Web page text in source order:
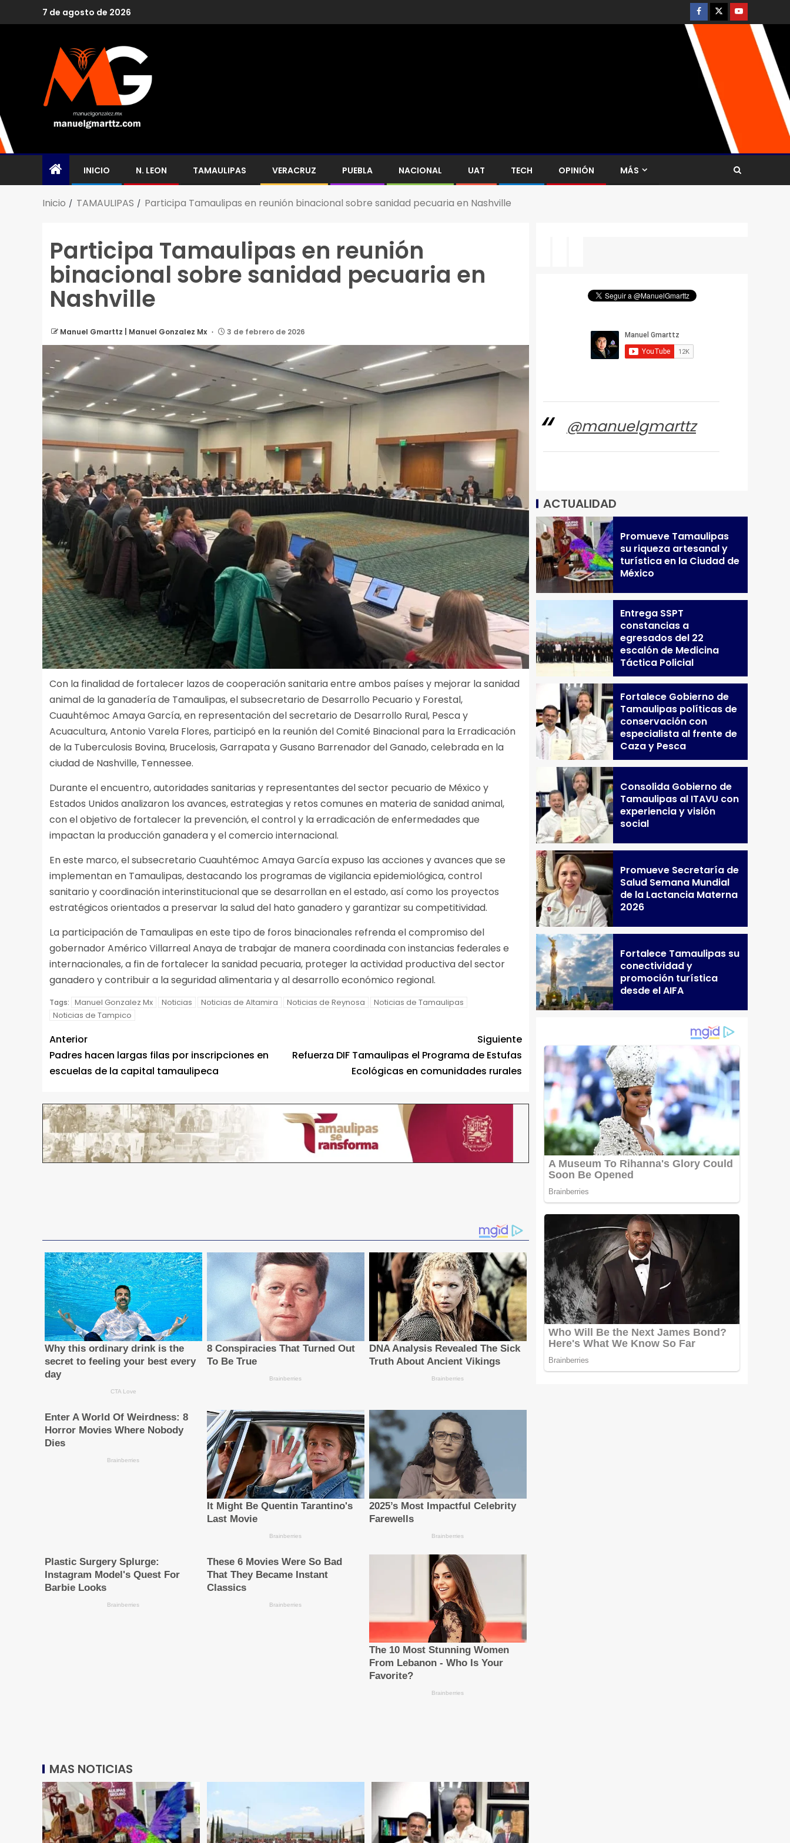
7 de agosto de 2026
INICIO N. LEON TAMAULIPAS VERACRUZ PUEBLA NACIONAL UAT TECH OPINIÓN MÁS
Inicio TAMAULIPAS Participa Tamaulipas en reunión binacional sobre sanidad pecuaria en Nashville
Participa Tamaulipas en reunión
binacional sobre sanidad pecuaria en
Nashville
Manuel Gmarttz | Manuel Gonzalez Mx 3 de febrero de 2026
Con la finalidad de fortalecer lazos de cooperación sanitaria entre ambos países y mejorar la sanidad
animal de la ganadería de Tamaulipas, el subsecretario de Desarrollo Pecuario y Forestal,
Cuauhtémoc Amaya García, en representación del secretario de Desarrollo Rural, Pesca y
Acuacultura, Antonio Varela Flores, participó en la reunión del Comité Binacional para la Erradicación
de la Tuberculosis Bovina, Brucelosis, Garrapata y Gusano Barrenador del Ganado, celebrada en la
ciudad de Nashville, Tennessee.
Durante el encuentro, autoridades sanitarias y representantes del sector pecuario de México y
Estados Unidos analizaron los avances, estrategias y retos comunes en materia de sanidad animal,
con el objetivo de fortalecer la prevención, el control y la erradicación de enfermedades que
impactan la producción ganadera y el comercio internacional.
En este marco, el subsecretario Cuauhtémoc Amaya García expuso las acciones y avances que se
implementan en Tamaulipas, destacando los programas de vigilancia epidemiológica, control
sanitario y coordinación interinstitucional que se desarrollan en el estado, así como los proyectos
estratégicos orientados a preservar la salud del hato ganadero y garantizar su competitividad.
La participación de Tamaulipas en este tipo de foros binacionales refrenda el compromiso del
gobernador Américo Villarreal Anaya de trabajar de manera coordinada con instancias federales e
internacionales, a fin de fortalecer la sanidad pecuaria, proteger la actividad productiva del sector
ganadero y contribuir a la seguridad alimentaria y al desarrollo económico regional.
Tags: Manuel Gonzalez Mx Noticias Noticias de Altamira Noticias de Reynosa
Noticias de Tamaulipas
Noticias de Tampico
Anterior
Padres hacen largas filas por inscripciones en
escuelas de la capital tamaulipeca
Siguiente
Refuerza DIF Tamaulipas el Programa de Estufas
Ecológicas en comunidades rurales
MAS NOTICIAS
@manuelgmarttz
ACTUALIDAD
Promueve Tamaulipas
su riqueza artesanal y
turística en la Ciudad de
México
Entrega SSPT
constancias a
egresados del 22
escalón de Medicina
Táctica Policial
Fortalece Gobierno de
Tamaulipas políticas de
conservación con
especialista al frente de
Caza y Pesca
Consolida Gobierno de
Tamaulipas al ITAVU con
experiencia y visión
social
Promueve Secretaría de
Salud Semana Mundial
de la Lactancia Materna
2026
Fortalece Tamaulipas su
conectividad y
promoción turística
desde el AIFA